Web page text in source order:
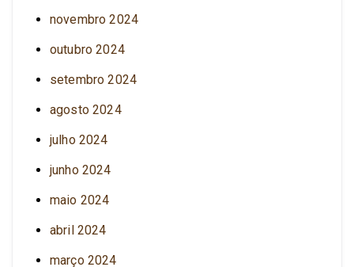
novembro 2024
outubro 2024
setembro 2024
agosto 2024
julho 2024
junho 2024
maio 2024
abril 2024
março 2024